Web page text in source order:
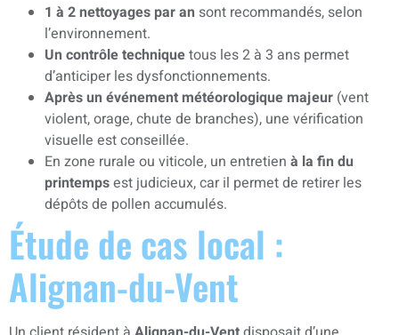
1 à 2 nettoyages par an sont recommandés, selon
l’environnement.
Un contrôle techniquetous les 2 à 3 ans permet
d’anticiper les dysfonctionnements.
Après un événement météorologique majeur (vent
violent, orage, chute de branches), une vérification
visuelle est conseillée.
En zone rurale ou viticole, un entretien à la fin du
printempsest judicieux, car il permet de retirer les
dépôts de pollen accumulés.
Étude de cas local :
Alignan-du-Vent